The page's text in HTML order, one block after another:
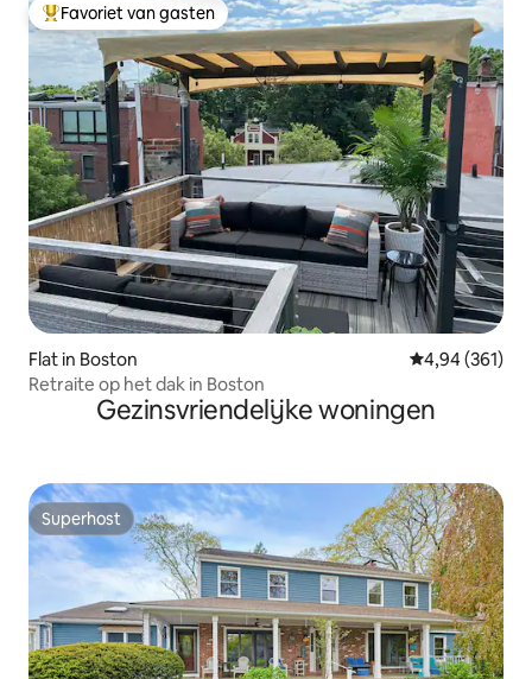
Topfavoriet van gasten
Favoriet van gasten
Flat in Boston Gemiddelde
4,94 (361)
Retraite op het dak in Boston
Gezinsvriendelijke woningen
Superhost
Superhost